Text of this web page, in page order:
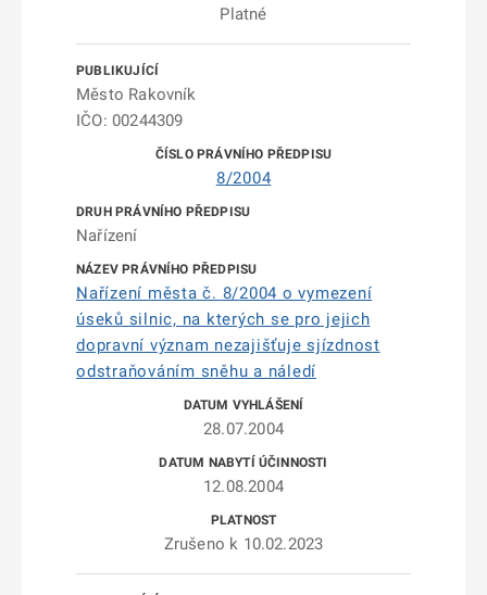
Platné
Město Rakovník
IČO: 00244309
8/2004
Nařízení
Nařízení města č. 8/2004 o vymezení
úseků silnic, na kterých se pro jejich
dopravní význam nezajišťuje sjízdnost
odstraňováním sněhu a náledí
28.07.2004
12.08.2004
Zrušeno k 10.02.2023